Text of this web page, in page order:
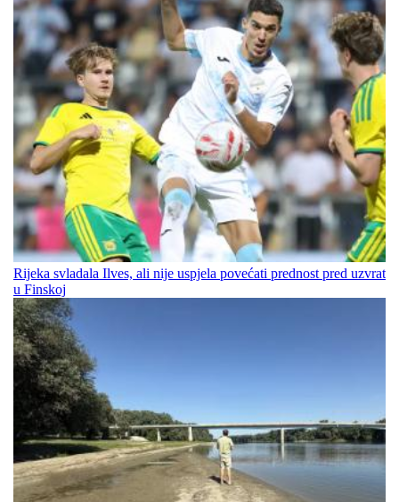
Rijeka svladala Ilves, ali nije uspjela povećati prednost pred uzvrat
u Finskoj